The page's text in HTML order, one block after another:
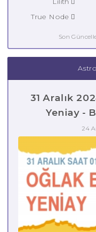
True Node
Son
31 Aralık
Yeniay -
24